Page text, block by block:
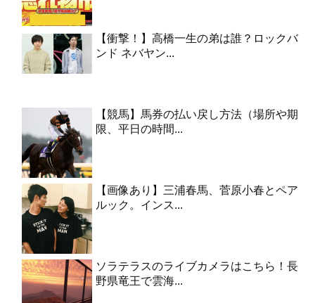
【衝撃！】高橋一生の弟は誰？ロックバ
ンド ネバヤン...
【競馬】馬券の払い戻し方法（場所や期
限、平日の時間...
【画像あり】三浦春馬、菅原小春とペア
ルック。インス...
ソラテラスのライブカメラはこちら！長
野県竜王で雲海...